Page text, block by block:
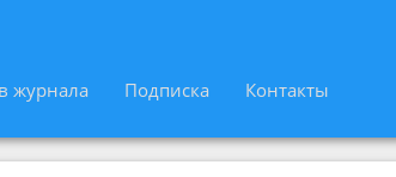
журнала Подписка Контакты